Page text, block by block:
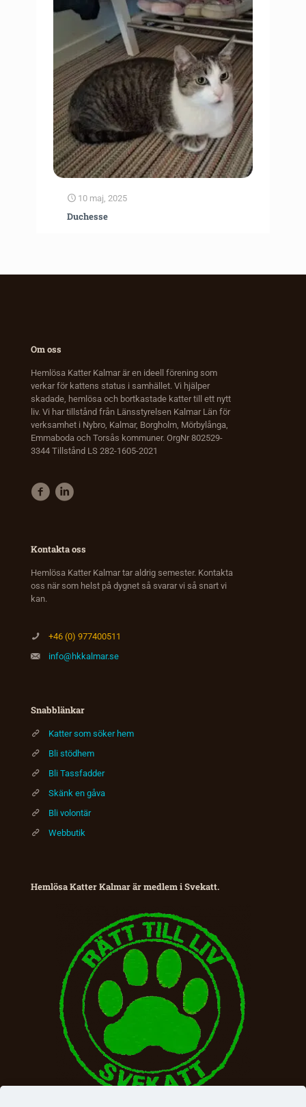
10 maj, 2025
Duchesse
Om oss
Hemlösa Katter Kalmar är en ideell förening som
verkar för kattens status i samhället. Vi hjälper
skadade, hemlösa och bortkastade katter till ett nytt
liv. Vi har tillstånd från Länsstyrelsen Kalmar Län för
verksamhet i Nybro, Kalmar, Borgholm, Mörbylånga,
Emmaboda och Torsås kommuner. OrgNr 802529-
3344 Tillstånd LS 282-1605-2021
Kontakta oss
Hemlösa Katter Kalmar tar aldrig semester. Kontakta
oss när som helst på dygnet så svarar vi så snart vi
kan.
+46 (0) 977400511
info@hkkalmar.se
Snabblänkar
Katter som söker hem
Bli stödhem
Bli Tassfadder
Skänk en gåva
Bli volontär
Webbutik
Hemlösa Katter Kalmar är medlem i Svekatt.